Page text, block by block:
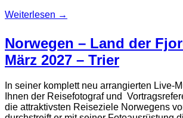
Weiterlesen →
Norwegen – Land der
März 2027 – Trier
In seiner komplett neu arrangierten Live-
Ihnen der Reisefotograf und
die attraktivsten Reiseziele Norwegens